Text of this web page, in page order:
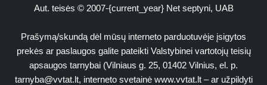
Aut. teisės © 2007-{current_year} Net septyni, UAB
Prašymą/skundą dėl mūsų interneto parduotuvėje įsigytos
prekės ar paslaugos galite pateikti Valstybinei vartotojų teisių
apsaugos tarnybai (Vilniaus g. 25, 01402 Vilnius, el. p.
tarnyba@vvtat.lt, interneto svetainė www.vvtat.lt – ar užpildyti